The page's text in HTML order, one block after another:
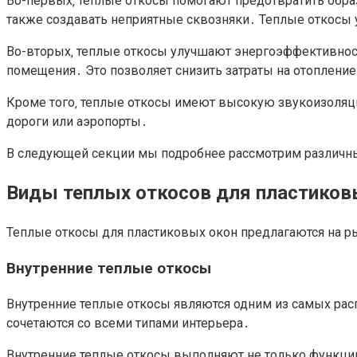
также создавать неприятные сквозняки․ Теплые
Во-вторых‚ теплые откосы улучшают
помещения․ Это позволяет снизить затраты на
Кроме того‚ теплые откосы имеют высокую
дороги или аэропорты․
В следующей секции мы подробнее рассмотрим
Виды теплых откосов для
Теплые откосы для пластиковых окон предлагаются на
Внутренние теплые откосы
Внутренние теплые откосы являются одним из самых
сочетаются со всеми типами интерьера․